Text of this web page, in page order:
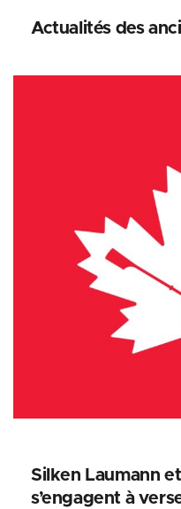
Actualités des
Silken Laumann
s’engagent à